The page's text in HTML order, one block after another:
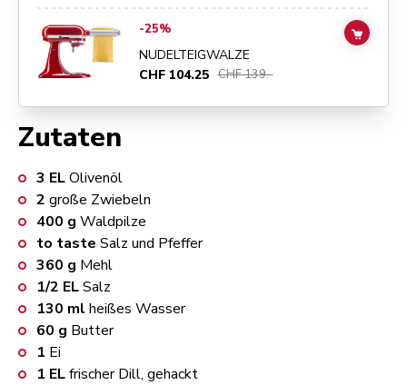
Zutaten
3 ELOlivenöl
2 große Zwiebeln
400 g Waldpilze
to taste Salz und Pfeffer
360 g Mehl
1/2 ELSalz
130 ml heißes Wasser
60 g Butter
1 Ei
1 ELfrischer Dill, gehackt
Go toNUDELTEIGWALZE
-25%
NUDELTEIGWALZE
CHF 104.25 CHF 139.-
ADD